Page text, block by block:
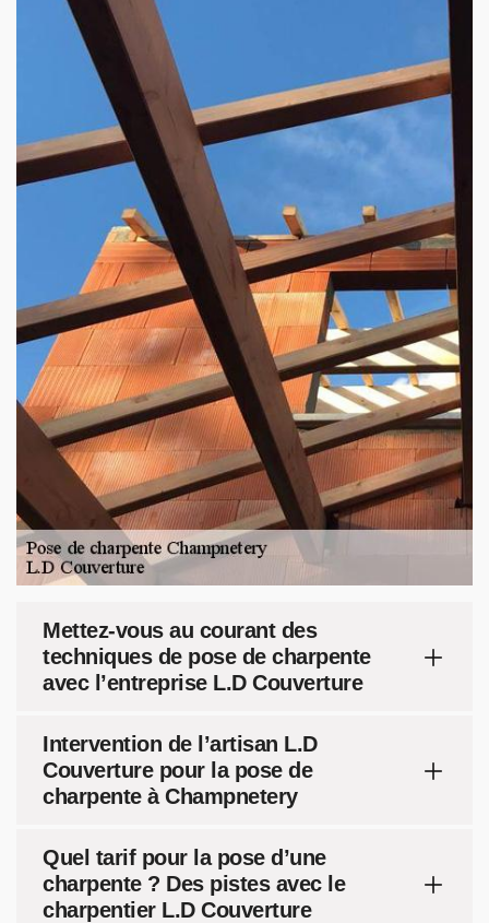
Mettez-vous au courant des
techniques de pose de charpente
avec l’entreprise L.D Couverture
Intervention de l’artisan L.D
Couverture pour la pose de
charpente à Champnetery
Quel tarif pour la pose d’une
charpente ? Des pistes avec le
charpentier L.D Couverture